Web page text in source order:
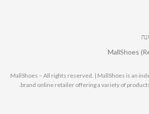
© 2025 MallShoes – All rights reserved. | MallShoes is an
brand online retailer offering a variety of